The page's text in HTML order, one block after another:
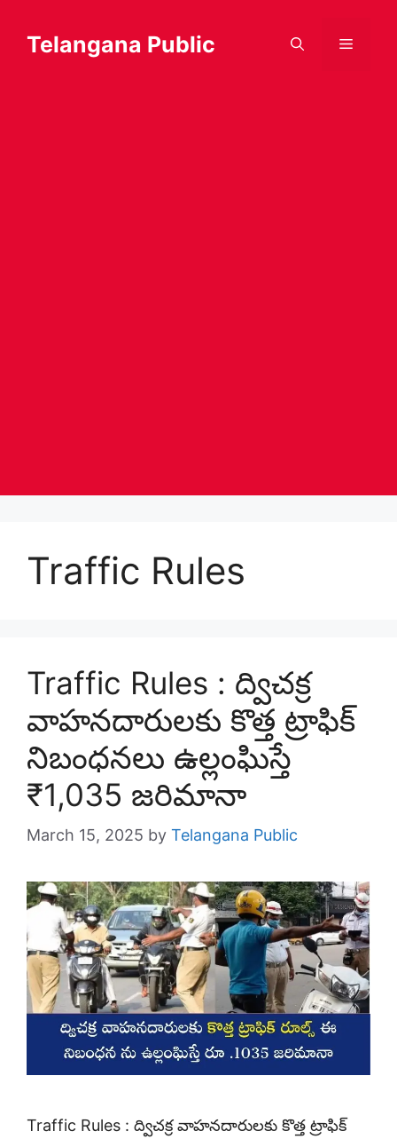
content
Telangana Public Menu
Traffic Rules
Traffic Rules : ద్విచక్ర
వాహనదారులకు కొత్త ట్రాఫిక్
నిబంధనలు ఉల్లంఘిస్తే
₹1,035 జరిమానా
March 15, 2025 by Telangana Public
Traffic Rules : ద్విచక్ర వాహనదారులకు కొత్త ట్రాఫిక్